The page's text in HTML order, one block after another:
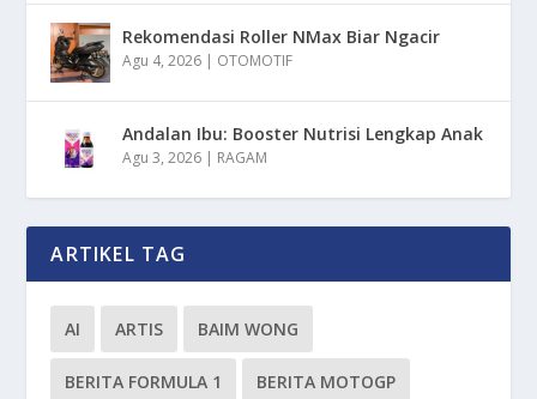
Rekomendasi Roller NMax Biar Ngacir
Agu 4, 2026 | OTOMOTIF
Andalan Ibu: Booster Nutrisi Lengkap Anak
Agu 3, 2026 | RAGAM
ARTIKEL TAG
AI ARTIS BAIM WONG
BERITA FORMULA 1 BERITA MOTOGP